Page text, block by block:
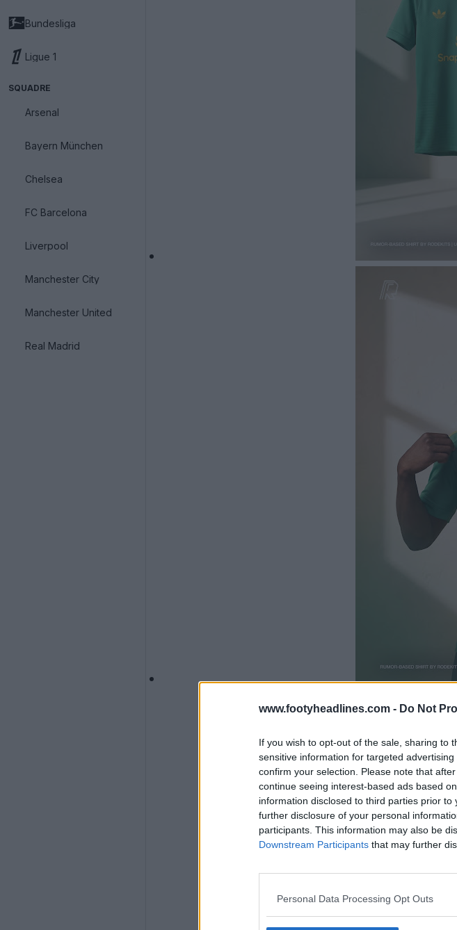
www.footyheadlines.com - Do Not
If you wish to opt-out of the sale, sharing to
sensitive information for targeted
confirm your selection. Please note that
continue seeing interest-based ads based
information disclosed to third parties prior
further disclosure of your personal
participants. This information may also be
Downstream Participants that may further
Personal Data Processing Opt Outs
Bundesliga
Ligue 1
SQUADRE
Arsenal
Bayern München
Chelsea
FC Barcelona
Liverpool
Manchester City
Manchester United
Real Madrid